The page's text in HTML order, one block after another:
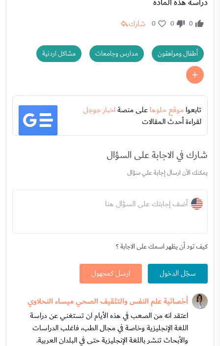
0
0
0 شارك
أطفال ومراهقون مدارس وجامعات مشاكل اردنية
تابعواموقع حلوهاعلى منصةاخبار جوجل
لقراءة أحدث المقالات
شارك في الاجابة على السؤال
يمكنك الآن ارسال إجابة علي سؤال
أضف إجابتك على السؤال هنا
كيف تود أن يظهر اسمك على الاجابة ؟
سجّل الدخول ارسل كمجهول
أخصائية علم النفس والتثقيف الصحي ميساء النحلاوي
اعتقد انه من الصعب في هذه الأيام ان تستغني عن دراسة
اللغة الإنجليزية وخاصة في مجال الطب، فاغلب الدراسات
والأبحاث تنشر باللغة الإنجليزية حتى في البلدان العربية.